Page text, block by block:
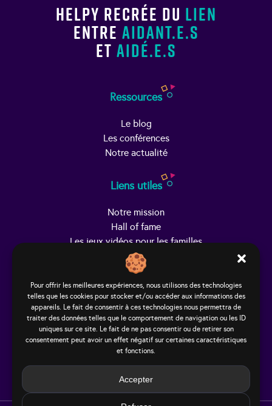
Pour offrir les meilleures expériences, nous utilisons des technologies
telles que les cookies pour stocker et/ou accéder aux informations des
appareils. Le fait de consentir à ces technologies nous permettra de
traiter des données telles que le comportement de navigation ou les ID
uniques sur ce site. Le fait de ne pas consentir ou de retirer son
consentement peut avoir un effet négatif sur certaines caractéristiques
et fonctions.
Accepter
Helpy recrée du lien
entre aidant.e.s
et aidé.e.s
Ressources
Le blog
Les conférences
Notre actualité
Liens utiles
Notre mission
Hall of fame
Les jeux vidéos pour les familles
Trouver Helpy
Le studio
65, rue Hénon
69004 Lyon - France
contact@helpy-lejeu.fr